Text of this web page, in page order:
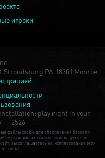
игроки
Stroudsburg PA 18301 Monroe
play right in your
— 2526
файлы cookie для обеспечения базовой
не отслеживаются и не используются в
вы соглашаетесь на использование этих
cookie.